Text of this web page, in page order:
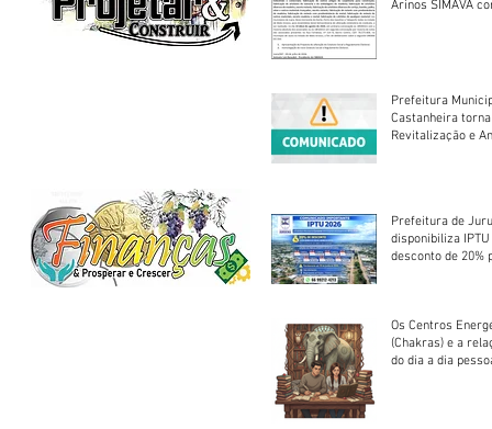
Arinos SIMAVA convoca à
Prefeitura
Castanheira
Revitalização e
Prefeitura de
disponibiliza
desconto de 20%
Os Centros
(Chakras) e a
do dia a dia